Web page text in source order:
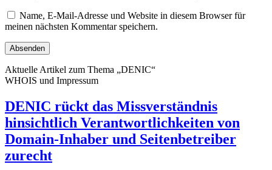
Name, E-Mail-Adresse und Website in diesem Browser für
meinen nächsten Kommentar speichern.
Aktuelle Artikel zum Thema „DENIC“
WHOIS und Impressum
DENIC rückt das Missverständnis
hinsichtlich Verantwortlichkeiten von
Domain-Inhaber und Seitenbetreiber
zurecht